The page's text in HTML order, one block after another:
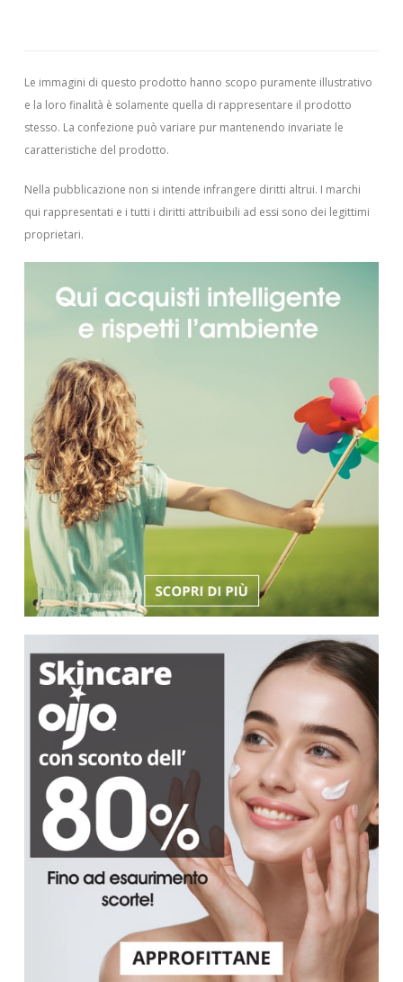
Le immagini di questo prodotto hanno scopo puramente illustrativo
e la loro finalità è solamente quella di rappresentare il prodotto
stesso. La confezione può variare pur mantenendo invariate le
caratteristiche del prodotto.
Nella pubblicazione non si intende infrangere diritti altrui. I marchi
qui rappresentati e i tutti i diritti attribuibili ad essi sono dei legittimi
proprietari.